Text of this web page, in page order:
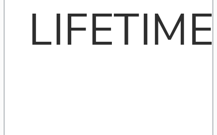
LIFETIME